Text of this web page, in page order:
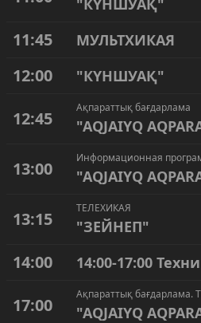
"КҮНШУАҚ"
11:45 МУЛЬТХИКАЯ
12:00 "КҮНШУАҚ"
12:45
Ақпараттық бағдарлама
"AQJAIYQ
13:00
Информационная
"AQJAIYQ
13:15
ТЕЛЕХИКАЯ
"ЗЕЙНЕП"
14:00 14:00-17:00
17:00
Ақпараттық бағдарлама.
"AQJAIYQ